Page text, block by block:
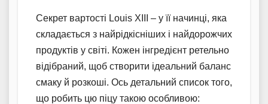
Секрет вартості Louis XIII – у її начинці, яка
складається з найрідкісніших і найдорожчих
продуктів у світі. Кожен інгредієнт ретельно
відібраний, щоб створити ідеальний баланс
смаку й розкоші. Ось детальний список того,
що робить цю піцу такою особливою: